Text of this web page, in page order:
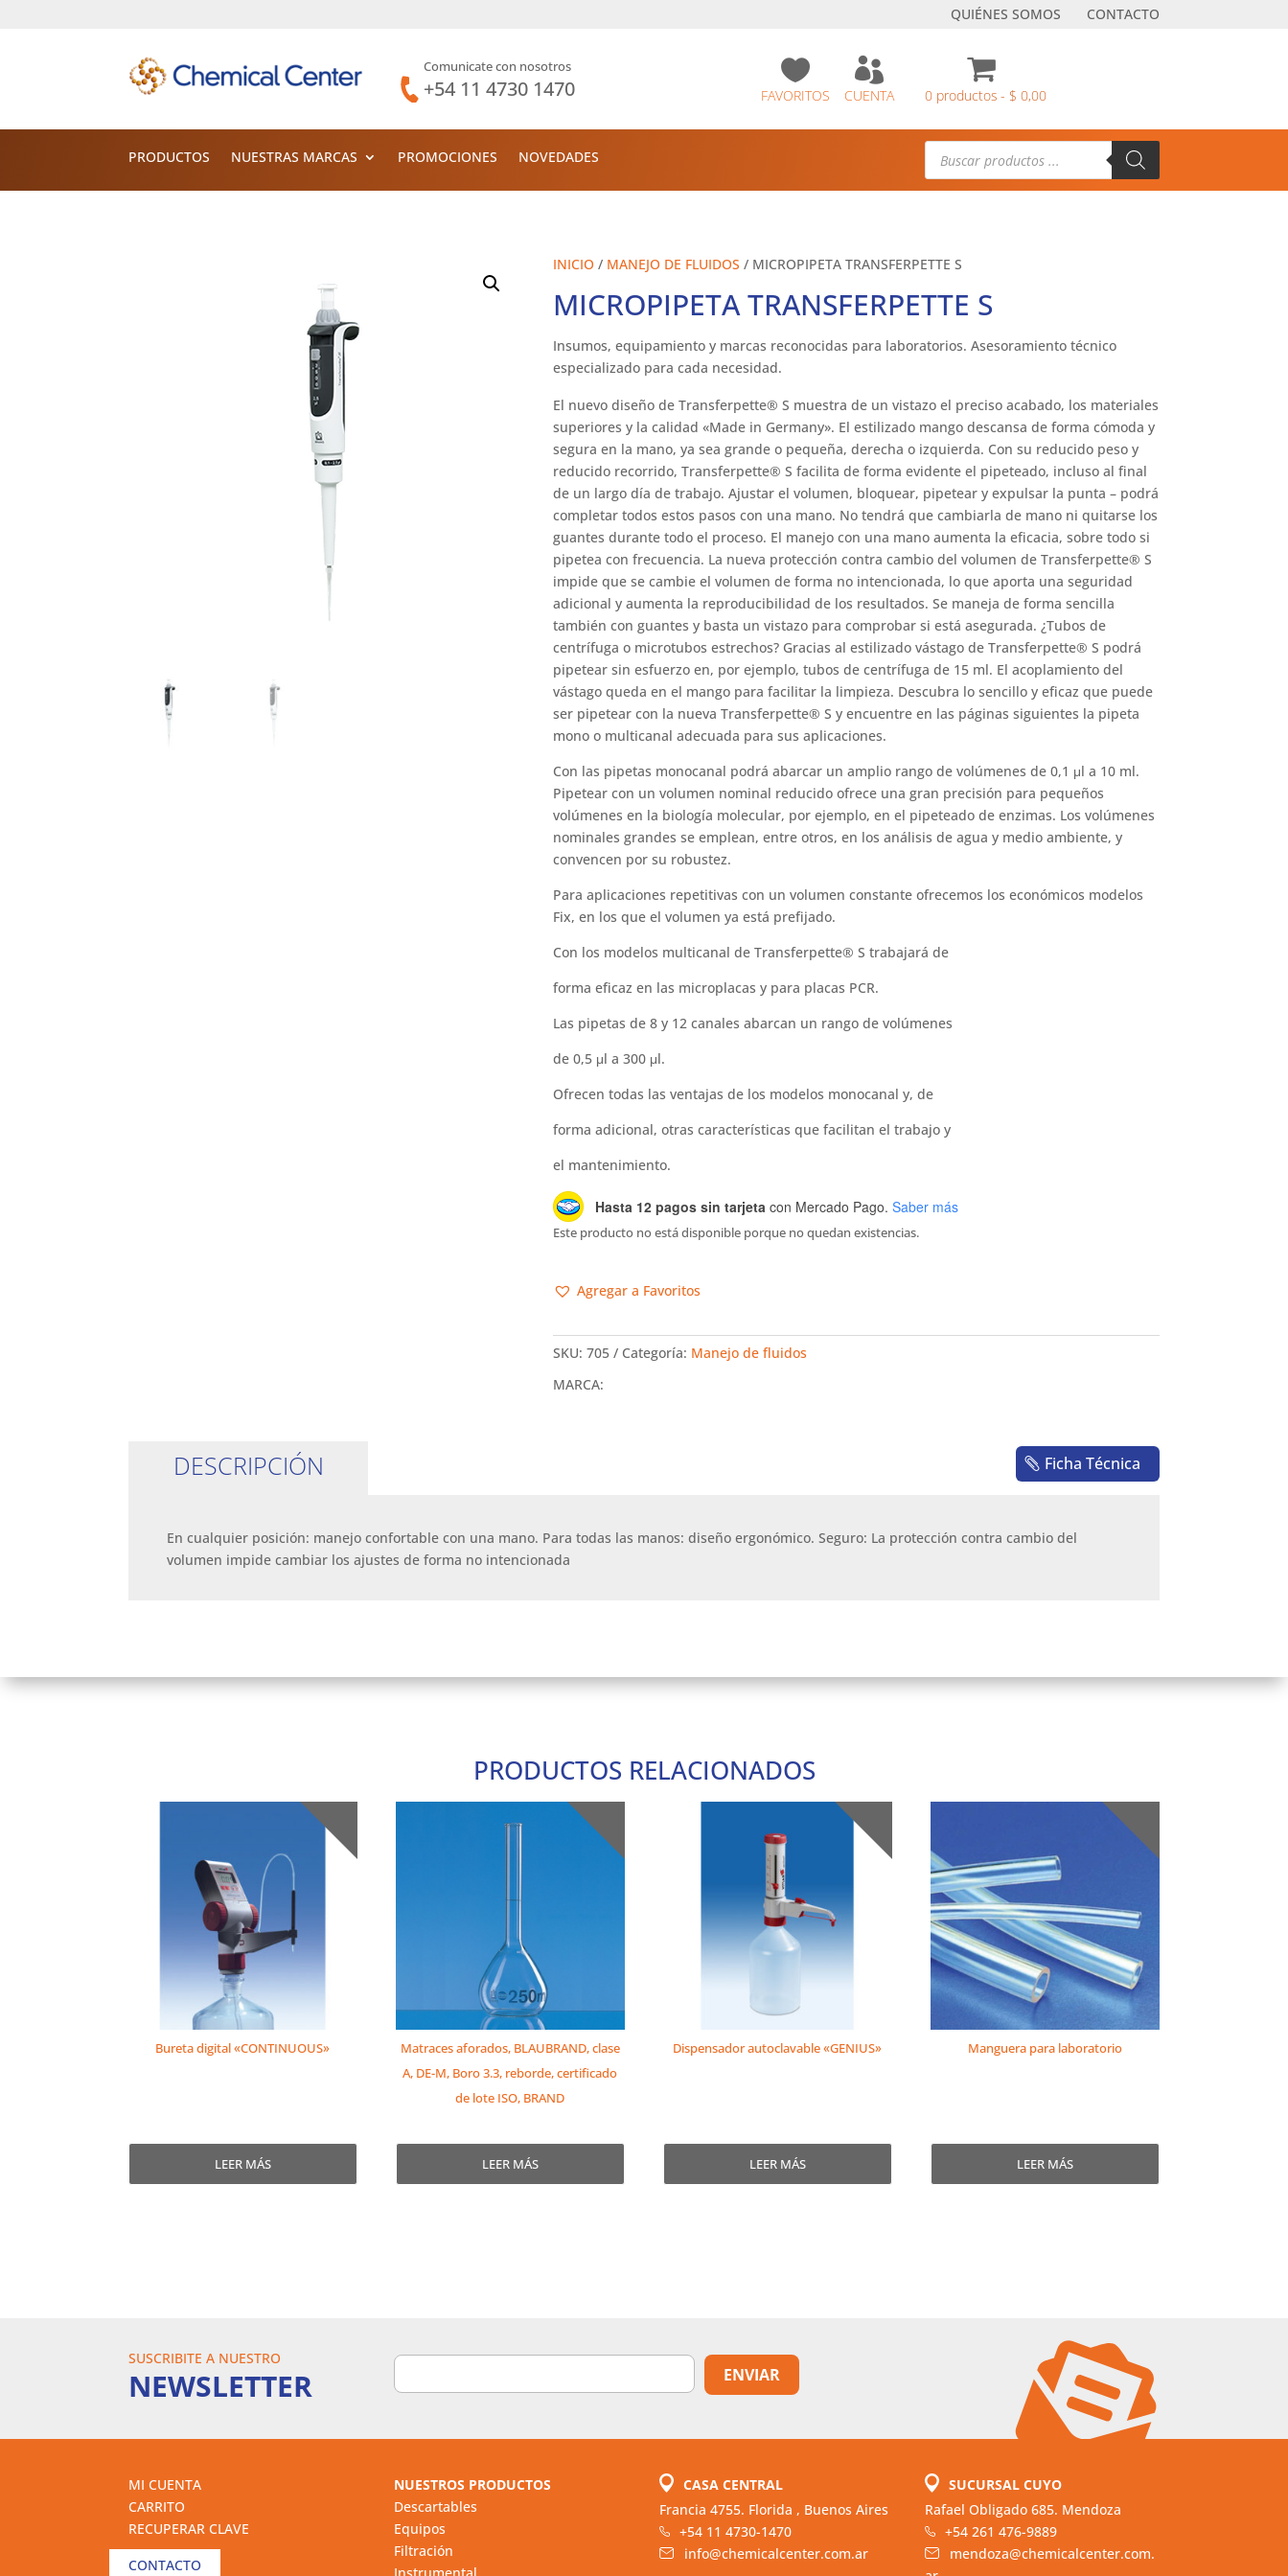
QUIÉNES SOMOS CONTACTO
Comunicate con nosotros
+54 11 4730 1470

CUENTA

FAVORITOS 0 productos $ 0,00
PRODUCTOS NUESTRAS MARCAS PROMOCIONES NOVEDADES
Búsqueda
productos
INICIO / MANEJO DE FLUIDOS / MICROPIPETA TRANSFERPETTE S
MICROPIPETA TRANSFERPETTE S
Insumos, equipamiento y marcas reconocidas para laboratorios. Asesoramiento técnico
especializado para cada necesidad.
El nuevo diseño de Transferpette® S muestra de un vistazo el preciso acabado, los materiales
superiores y la calidad «Made in Germany». El estilizado mango descansa de forma cómoda y
segura en la mano, ya sea grande o pequeña, derecha o izquierda. Con su reducido peso y
reducido recorrido, Transferpette® S facilita de forma evidente el pipeteado, incluso al final
de un largo día de trabajo. Ajustar el volumen, bloquear, pipetear y expulsar la punta – podrá
completar todos estos pasos con una mano. No tendrá que cambiarla de mano ni quitarse los
guantes durante todo el proceso. El manejo con una mano aumenta la eficacia, sobre todo si
pipetea con frecuencia. La nueva protección contra cambio del volumen de Transferpette® S
impide que se cambie el volumen de forma no intencionada, lo que aporta una seguridad
adicional y aumenta la reproducibilidad de los resultados. Se maneja de forma sencilla
también con guantes y basta un vistazo para comprobar si está asegurada. ¿Tubos de
centrífuga o microtubos estrechos? Gracias al estilizado vástago de Transferpette® S podrá
pipetear sin esfuerzo en, por ejemplo, tubos de centrífuga de 15 ml. El acoplamiento del
vástago queda en el mango para facilitar la limpieza. Descubra lo sencillo y eficaz que puede
ser pipetear con la nueva Transferpette® S y encuentre en las páginas siguientes la pipeta
mono o multicanal adecuada para sus aplicaciones.
Con las pipetas monocanal podrá abarcar un amplio rango de volúmenes de 0,1 μl a 10 ml.
Pipetear con un volumen nominal reducido ofrece una gran precisión para pequeños
volúmenes en la biología molecular, por ejemplo, en el pipeteado de enzimas. Los volúmenes
nominales grandes se emplean, entre otros, en los análisis de agua y medio ambiente, y
convencen por su robustez.
Para aplicaciones repetitivas con un volumen constante ofrecemos los económicos modelos
Fix, en los que el volumen ya está prefijado.
Con los modelos multicanal de Transferpette® S trabajará de
forma eficaz en las microplacas y para placas PCR.
Las pipetas de 8 y 12 canales abarcan un rango de volúmenes
de 0,5 μl a 300 μl.
Ofrecen todas las ventajas de los modelos monocanal y, de
forma adicional, otras características que facilitan el trabajo y
el mantenimiento.
Hasta 12 pagos sin tarjeta con Mercado Pago. Saber más
Este producto no está disponible porque no quedan existencias.
Agregar a Favoritos
SKU:705 Categoría: Manejo de fluidos
MARCA:
Ficha Técnica
DESCRIPCIÓN
En cualquier posición: manejo confortable con una mano. Para todas las manos: diseño ergonómico. Seguro: La protección contra cambio del
volumen impide cambiar los ajustes de forma no intencionada
PRODUCTOS RELACIONADOS
Bureta digital «CONTINUOUS»
LEER MÁS
Matraces aforados, BLAUBRAND, clase
A, DE-M, Boro 3.3, reborde, certificado
de lote ISO, BRAND
LEER MÁS
Dispensador autoclavable «GENIUS»
LEER MÁS
Manguera para laboratorio
LEER MÁS
SUSCRIBITE A NUESTRO
NEWSLETTER
MI CUENTA
CARRITO
RECUPERAR CLAVE
CONTACTO
NUESTROS PRODUCTOS
Descartables
Equipos
Filtración
Instrumental
CASA CENTRAL
Francia 4755. Florida , Buenos Aires
+54 11 4730-1470
info@chemicalcenter.com.ar
SUCURSAL CUYO
Rafael Obligado 685. Mendoza
+54 261 476-9889
mendoza@chemicalcenter.com.